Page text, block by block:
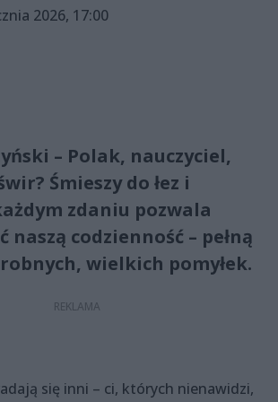
2026, 17:00
– Polak, nauczyciel,
Śmieszy do łez i
zdaniu pozwala
naszą codzienność – pełną
wielkich pomyłek.
się inni – ci, których nienawidzi,